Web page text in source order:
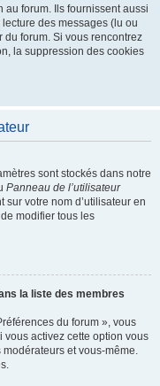
au forum. Ils fournissent aussi
des messages (lu ou
forum. Si vous rencontrez
la suppression des cookies
sont stockés dans notre
Panneau de l’utilisateur
votre nom d’utilisateur en
modifier tous les
la liste des membres
du forum », vous
vous activez cette option vous
et vous-même.